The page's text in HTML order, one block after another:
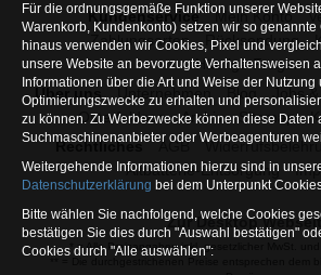
Kundenservice Mein Konto
Zahlungsarten
Rücksendung
Häufige Fragen
Über uns
Unternehmen Blog Jobs
Osterfeldsee
Archiv Sitemap
Rechtliches
AGB
Altbatterie-Entsorgung
Zur Desktop
* = Alle Preisangaben inkl. gesetzlicher MwSt. und
Für die ordnungsgemäße Funktion unserer
Warenkorb, Kundenkonto) setzen wir so
hinaus verwenden wir Cookies, Pixel und
unsere Website an bevorzugte Verhaltensweisen
Informationen über die Art und Weise der
Optimierungszwecke zu erhalten und
zu können. Zu Werbezwecke können diese Daten
Suchmaschinenanbieter oder Werbeagenturen
Weitergehende Informationen hierzu sind in
Datenschutzerklärung bei dem Unterpunkt
Bitte wählen Sie nachfolgend, welche Cookies
bestätigen Sie dies durch "Auswahl bestätigen"
Cookies durch "Alle auswählen":